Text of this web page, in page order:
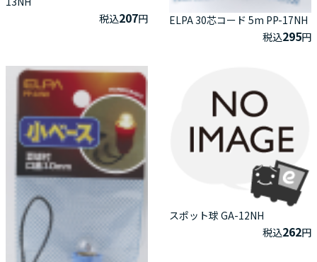
税込207円
ELPA 30芯コード 5m PP-17NH
税込295円
スポット球 GA-12NH
税込262円